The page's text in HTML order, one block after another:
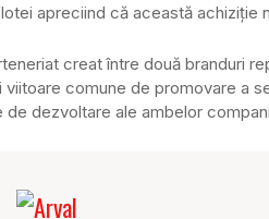
apreciind că această achiziție
creat între două branduri
viitoare comune de promovare a
de dezvoltare ale ambelor